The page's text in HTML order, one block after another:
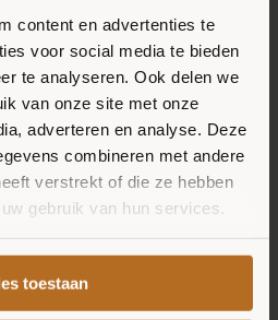
content en advertenties te
voor social media te bieden
te analyseren. Ook delen we
van onze site met onze
adverteren en analyse. Deze
combineren met andere
verstrekt of die ze hebben
gebruik van hun services.
toestaan
baby spinazie en
over de pizza’s. Leg
de oven voor 10 tot 12
korst goudbruin is.
kom de rucola met
citroensap en
RECEPTEN
VERKOOPPUNTEN
NIEUWS